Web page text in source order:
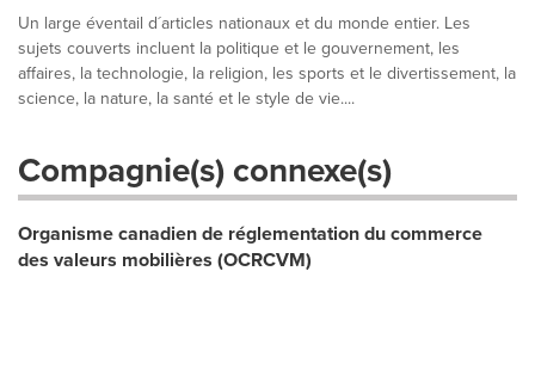
Un large éventail d´articles nationaux et du monde entier. Les
sujets couverts incluent la politique et le gouvernement, les
affaires, la technologie, la religion, les sports et le divertissement, la
science, la nature, la santé et le style de vie....
Compagnie(s) connexe(s)
Organisme canadien de réglementation du commerce
des valeurs mobilières (OCRCVM)